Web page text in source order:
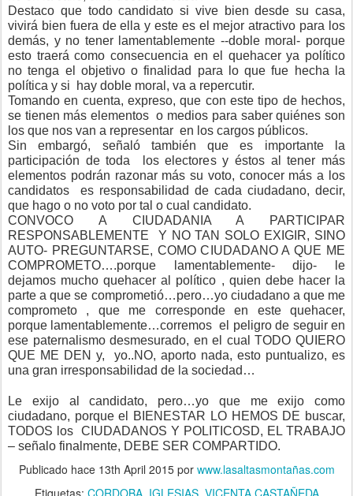
Destaco que todo candidato si vive bien desde su casa,
vivirá bien fuera de ella y este es el mejor atractivo para los
demás, y no tener lamentablemente --doble moral- porque
esto traerá como consecuencia en el quehacer ya político
no tenga el objetivo o finalidad para lo que fue hecha la
política y si hay doble moral, va a repercutir.
Tomando en cuenta, expreso, que con este tipo de hechos,
se tienen más elementos o medios para saber quiénes son
los que nos van a representar en los cargos públicos.
Sin embargó, señaló también que es importante la
participación de toda los electores y éstos al tener más
elementos podrán razonar más su voto, conocer más a los
candidatos es responsabilidad de cada ciudadano, decir,
que hago o no voto por tal o cual candidato.
CONVOCO A CIUDADANIA A PARTICIPAR
RESPONSABLEMENTE Y NO TAN SOLO EXIGIR, SINO
AUTO- PREGUNTARSE, COMO CIUDADANO A QUE ME
COMPROMETO….porque lamentablemente- dijo- le
dejamos mucho quehacer al político , quien debe hacer la
parte a que se comprometió…pero…yo ciudadano a que me
comprometo , que me corresponde en este quehacer,
porque lamentablemente…corremos el peligro de seguir en
ese paternalismo desmesurado, en el cual TODO QUIERO
QUE ME DEN y, yo..NO, aporto nada, esto puntualizo, es
una gran irresponsabilidad de la sociedad…
Le exijo al candidato, pero…yo que me exijo como
ciudadano, porque el BIENESTAR LO HEMOS DE buscar,
TODOS los CIUDADANOS Y POLITICOSD, EL TRABAJO
– señalo finalmente, DEBE SER COMPARTIDO.
Publicado hace 13th April 2015por www.lasaltasmontañas.com
Etiquetas: CORDOBA IGLESIAS VICENTA CASTAÑEDA